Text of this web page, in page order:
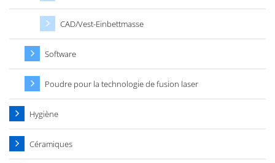
CAD/Vest-Einbettmasse
Software
Poudre pour la technologie de fusion laser
Hygiène
Céramiques